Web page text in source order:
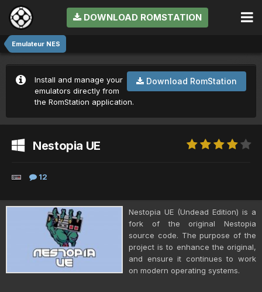
DOWNLOAD ROMSTATION
Emulateur NES
Download RomStation
Install and manage your
emulators directly from
the RomStation application.
Nestopia UE
12
Nestopia UE (Undead Edition) is a
fork of the original Nestopia
source code. The purpose of the
project is to enhance the original,
and ensure it continues to work
on modern operating systems.